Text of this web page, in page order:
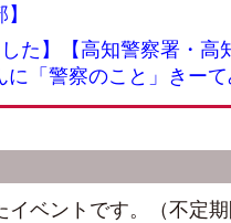
た】【高知警察署・高
に「警察のこと」きー
イベントです。（不定